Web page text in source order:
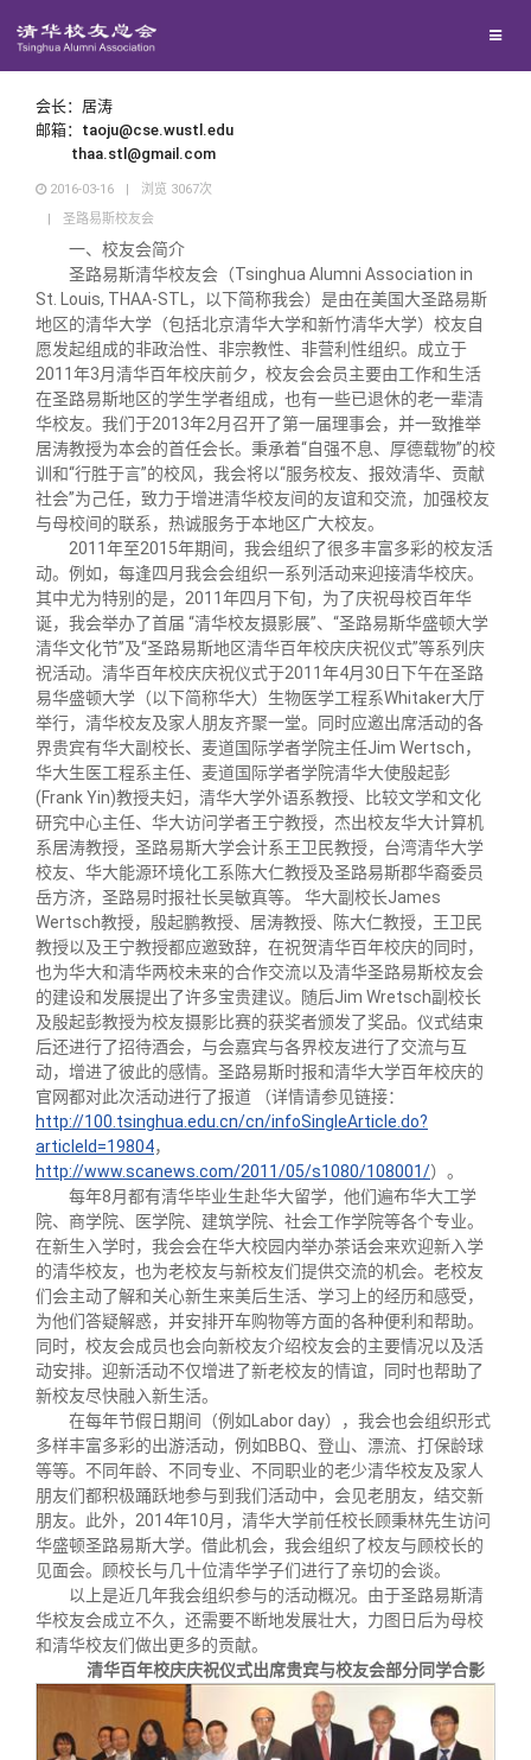
捐赠新闻
捐赠纪事
捐赠方法
义工计划
媒体平台
《清华校友通讯》
《水木清华》
我要订阅
新媒体平台
百年清华
清华人物
清华故事
青春风采
校友文苑
校友讲坛
校友视界
校友服务
终身学习
信息化服务
三创大赛
实用信息
校友总会
总会简介
会长致辞
总会章程
理事会名单
制度法规
联系我们
关闭
会长：居涛
邮箱：taoju@cse.wustl.edu
thaa.stl@gmail.com
2016-03-16 | 浏览 3067次
|
圣路易斯校友会
一、校友会简介
圣路易斯清华校友会（Tsinghua Alumni Association in
St. Louis, THAA-STL，以下简称我会）是由在美国大圣路易斯
地区的清华大学（包括北京清华大学和新竹清华大学）校友自
愿发起组成的非政治性、非宗教性、非营利性组织。成立于
2011年3月清华百年校庆前夕，校友会会员主要由工作和生活
在圣路易斯地区的学生学者组成，也有一些已退休的老一辈清
华校友。我们于2013年2月召开了第一届理事会，并一致推举
居涛教授为本会的首任会长。秉承着“自强不息、厚德载物”的校
训和“行胜于言”的校风，我会将以“服务校友、报效清华、贡献
社会”为己任，致力于增进清华校友间的友谊和交流，加强校友
与母校间的联系，热诚服务于本地区广大校友。
2011年至2015年期间，我会组织了很多丰富多彩的校友活
动。例如，每逢四月我会会组织一系列活动来迎接清华校庆。
其中尤为特别的是，2011年四月下旬，为了庆祝母校百年华
诞，我会举办了首届 “清华校友摄影展”、“圣路易斯华盛顿大学
清华文化节”及“圣路易斯地区清华百年校庆庆祝仪式”等系列庆
祝活动。清华百年校庆庆祝仪式于2011年4月30日下午在圣路
易华盛顿大学（以下简称华大）生物医学工程系Whitaker大厅
举行，清华校友及家人朋友齐聚一堂。同时应邀出席活动的各
界贵宾有华大副校长、麦道国际学者学院主任Jim Wertsch，
华大生医工程系主任、麦道国际学者学院清华大使殷起彭
(Frank Yin)教授夫妇，清华大学外语系教授、比较文学和文化
研究中心主任、华大访问学者王宁教授，杰出校友华大计算机
系居涛教授，圣路易斯大学会计系王卫民教授，台湾清华大学
校友、华大能源环境化工系陈大仁教授及圣路易斯郡华裔委员
岳方济，圣路易时报社长吴敏真等。 华大副校长James
Wertsch教授，殷起鹏教授、居涛教授、陈大仁教授，王卫民
教授以及王宁教授都应邀致辞，在祝贺清华百年校庆的同时，
也为华大和清华两校未来的合作交流以及清华圣路易斯校友会
的建设和发展提出了许多宝贵建议。随后Jim Wretsch副校长
及殷起彭教授为校友摄影比赛的获奖者颁发了奖品。仪式结束
后还进行了招待酒会，与会嘉宾与各界校友进行了交流与互
动，增进了彼此的感情。圣路易斯时报和清华大学百年校庆的
官网都对此次活动进行了报道 （详情请参见链接：
http://100.tsinghua.edu.cn/cn/infoSingleArticle.do?
articleId=19804，
http://www.scanews.com/2011/05/s1080/108001/）。
每年8月都有清华毕业生赴华大留学，他们遍布华大工学
院、商学院、医学院、建筑学院、社会工作学院等各个专业。
在新生入学时，我会会在华大校园内举办茶话会来欢迎新入学
的清华校友，也为老校友与新校友们提供交流的机会。老校友
们会主动了解和关心新生来美后生活、学习上的经历和感受，
为他们答疑解惑，并安排开车购物等方面的各种便利和帮助。
同时，校友会成员也会向新校友介绍校友会的主要情况以及活
动安排。迎新活动不仅增进了新老校友的情谊，同时也帮助了
新校友尽快融入新生活。
在每年节假日期间（例如Labor day），我会也会组织形式
多样丰富多彩的出游活动，例如BBQ、登山、漂流、打保龄球
等等。不同年龄、不同专业、不同职业的老少清华校友及家人
朋友们都积极踊跃地参与到我们活动中，会见老朋友，结交新
朋友。此外，2014年10月，清华大学前任校长顾秉林先生访问
华盛顿圣路易斯大学。借此机会，我会组织了校友与顾校长的
见面会。顾校长与几十位清华学子们进行了亲切的会谈。
以上是近几年我会组织参与的活动概况。由于圣路易斯清
华校友会成立不久，还需要不断地发展壮大，力图日后为母校
和清华校友们做出更多的贡献。
清华百年校庆庆祝仪式出席贵宾与校友会部分同学合影